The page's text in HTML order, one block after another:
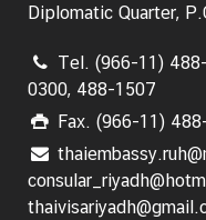
บ
ริ
ก
า
ร
ก
Diplomatic Quarter,
Tel. (966-11)
0300, 488-1507
Fax. (966-11)